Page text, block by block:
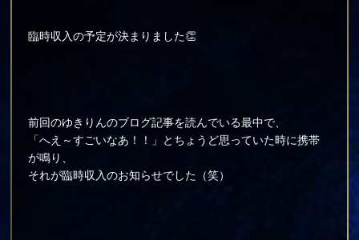
臨時収入の予定が決まりました👏
前回のゆきりんのブログ記事を読んでいる最中で、
「へえ～すごいなあ！！」とちょうど思っていた時に携帯
が鳴り、
それが臨時収入のお知らせでした（笑）